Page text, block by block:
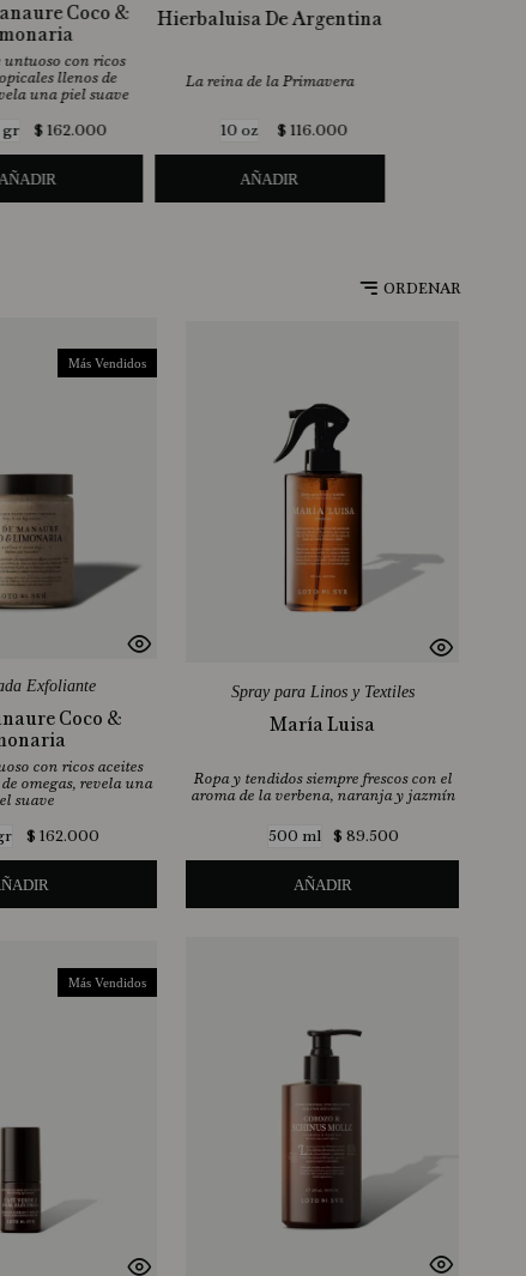
Coco &
con ricos
llenos de
una piel suave
gr
$162.000
AÑADIR
Hierbaluisa De Argentina
La reina de la Primavera
10 oz $ 116.000
AÑADIR
Más Vendidos
Exfoliante
Coco &
con ricos aceites
omegas, revela una
suave
$ 162.000
Spray para Linos y Textiles
María Luisa
Ropa y tendidos siempre frescos con el
aroma de la verbena, naranja y jazmín
500 ml $ 89.500
AÑADIR
Más Vendidos